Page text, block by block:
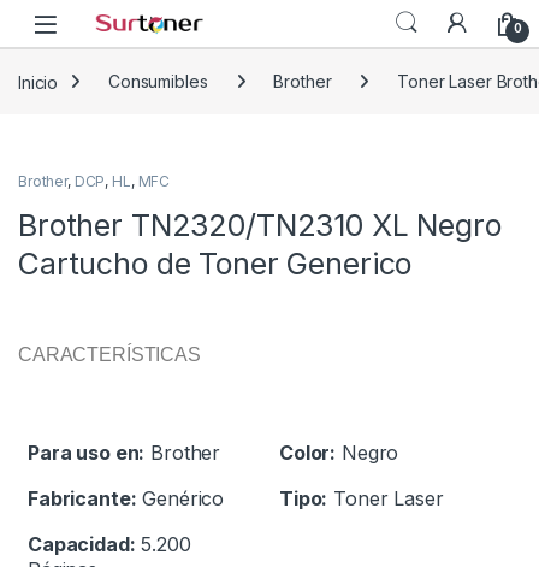
Skip to navigation
Skip to content
0
Inicio Consumibles Brother Toner Laser
Brother, DCP, HL , MFC
Brother TN2320/TN2310 XL Negro
Cartucho de Toner Generico
CARACTERÍSTICAS
Para uso en: Brother Color: Negro
Fabricante: Genérico Tipo: Toner Laser
Capacidad: 5.200